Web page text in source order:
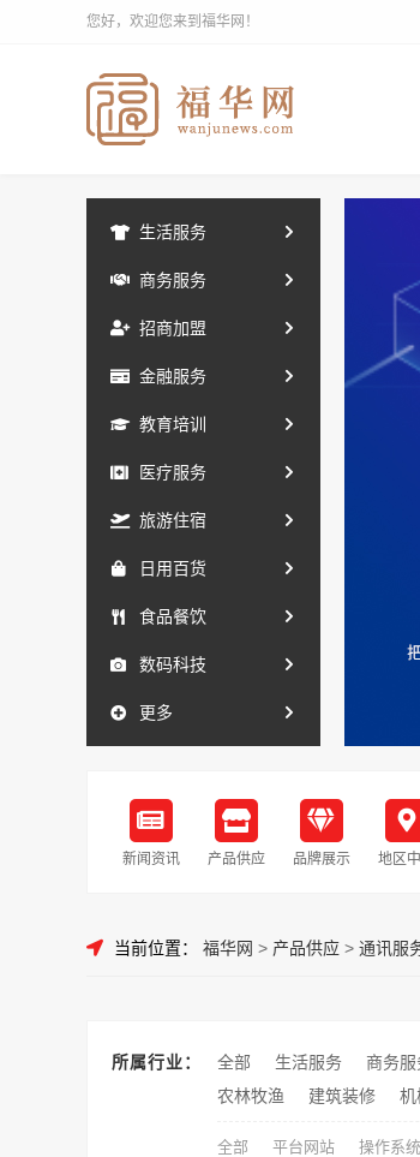
您好，欢迎您来到福华网！
生活服务
商务服务
招商加盟
金融服务
教育培训
医疗服务
旅游住宿
日用百货
食品餐饮
数码科技
更多
新闻资讯 产品供应 品牌展示 地区
当前位置： 福华网 > 产品供应 > 通讯服
所属行业： 全部 生活服务 商务服
农林牧渔
建筑装修 机
全部 平台网站 操作系统